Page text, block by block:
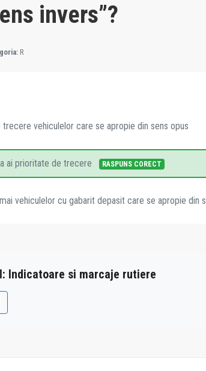
invers”?
R
vehiculelor care se apropie din sens opus
ai prioritate de trecere RASPUNS CORECT
vehiculelor cu gabarit depasit care se apropie din
Indicatoare si marcaje rutiere